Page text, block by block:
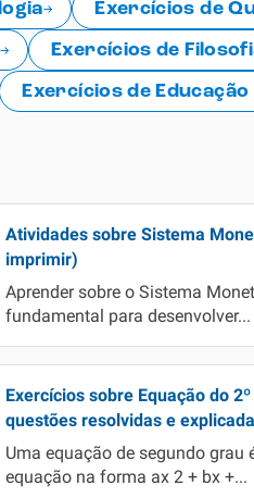
Exercícios de
Exercícios de
Exercícios de Educação
Atividades sobre Sistema
imprimir)
Aprender sobre o Sistema
fundamental para desenvolver...
Exercícios sobre Equação do
questões resolvidas e
Uma equação de segundo grau
equação na forma ax 2 + bx +...